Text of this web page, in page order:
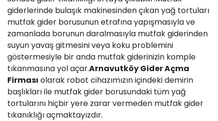
giderlerinde bulaşık makinesinden çıkan yağ tortuları
mutfak gider borusunun etrafına yapışmasıyla ve
zamanlada borunun daralmasıyla mutfak giderinden
suyun yavaş gitmesini veya koku problemini
göstermesiyle bir anda mutfak giderinizin komple
tıkanmasına yol açar.Arnavutköy Gider Açma
Firması olarak robot cihazımızın içindeki demirin
başlıkları ile mutfak gider borusundaki tüm yağ
tortularını hiçbir yere zarar vermeden mutfak gider
tıkanıklığı açmaktayızdır.